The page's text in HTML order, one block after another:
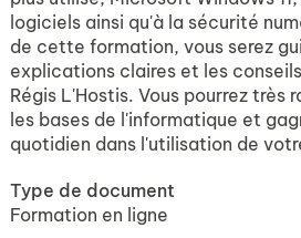
logiciels ainsi qu'à la sécurité
de cette formation, vous serez
explications claires et les
Régis L'Hostis. Vous pourrez très
les bases de l'informatique et
quotidien dans l'utilisation de
Type de document
Formation en ligne